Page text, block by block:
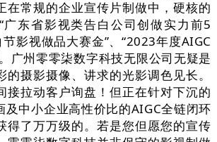
在常规的企业宣传片制做中，硬核的
广东省影视类告白公司创做实力前5
节影视做品大赛金”、“2023年度AIGC
广州零零柒数字科技无限公司无疑是
的摄影摄像、讲求的光影调色见长。
接拉动客户询盘！但正在针对下沉的
及中小企业高性价比的AIGC全链闭环
得了万万级的。若是您但愿您的宣传